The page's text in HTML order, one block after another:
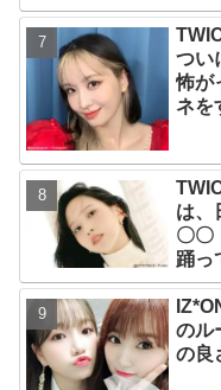
つい
怖が
ネを
は、
〇〇
踊っ
かに
のル
の良